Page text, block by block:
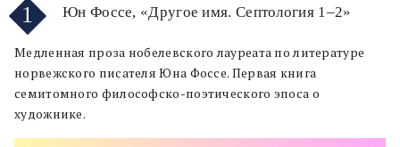
1 Юн Фоссе, «Другое имя. Септология 1–2»
Медленная проза нобелевского лауреата по литературе
норвежского писателя Юна Фоссе. Первая книга
семитомного философско-поэтического эпоса о
художнике.